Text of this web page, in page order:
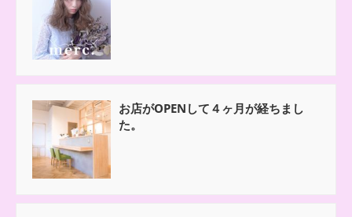
お店がOPENして４ヶ月が経ちまし
た。